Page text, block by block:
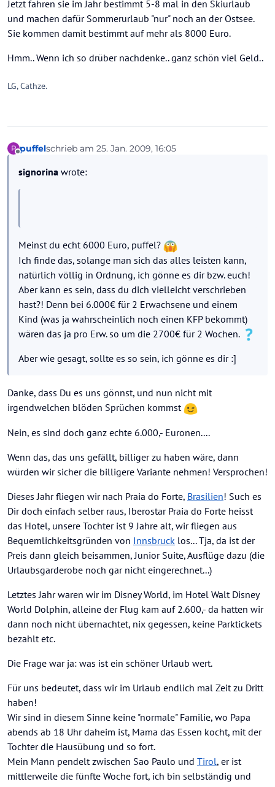
Jetzt fahren sie im Jahr bestimmt 5-8 mal in den Skiurlaub
und machen dafür Sommerurlaub "nur" noch an der Ostsee.
Sie kommen damit bestimmt auf mehr als 8000 Euro.
Hmm.. Wenn ich so drüber nachdenke.. ganz schön viel Geld..
LG, Cathze.
P
Offline
puffelschrieb am 25. Jan. 2009, 16:05
zuletzt editiert von
signorina wrote:
Meinst du echt 6000 Euro, puffel?
Ich finde das, solange man sich das alles leisten kann,
natürlich völlig in Ordnung, ich gönne es dir bzw. euch!
Aber kann es sein, dass du dich vielleicht verschrieben
hast?! Denn bei 6.000€ für 2 Erwachsene und einem
Kind (was ja wahrscheinlich noch einen KFP bekommt)
wären das ja pro Erw. so um die 2700€ für 2 Wochen.
Aber wie gesagt, sollte es so sein, ich gönne es dir :]
Danke, dass Du es uns gönnst, und nun nicht mit
irgendwelchen blöden Sprüchen kommst
Nein, es sind doch ganz echte 6.000,- Euronen....
Wenn das, das uns gefällt, billiger zu haben wäre, dann
würden wir sicher die billigere Variante nehmen! Versprochen!
Dieses Jahr fliegen wir nach Praia do Forte, Brasilien! Such es
Dir doch einfach selber raus, Iberostar Praia do Forte heisst
das Hotel, unsere Tochter ist 9 Jahre alt, wir fliegen aus
Bequemlichkeitsgründen von Innsbruck los... Tja, da ist der
Preis dann gleich beisammen, Junior Suite, Ausflüge dazu (die
Urlaubsgarderobe noch gar nicht eingerechnet...)
Letztes Jahr waren wir im Disney World, im Hotel Walt Disney
World Dolphin, alleine der Flug kam auf 2.600,- da hatten wir
dann noch nicht übernachtet, nix gegessen, keine Parktickets
bezahlt etc.
Die Frage war ja: was ist ein schöner Urlaub wert.
Für uns bedeutet, dass wir im Urlaub endlich mal Zeit zu Dritt
haben!
Wir sind in diesem Sinne keine "normale" Familie, wo Papa
abends ab 18 Uhr daheim ist, Mama das Essen kocht, mit der
Tochter die Hausübung und so fort.
Mein Mann pendelt zwischen Sao Paulo und Tirol, er ist
mittlerweile die fünfte Woche fort, ich bin selbständig und